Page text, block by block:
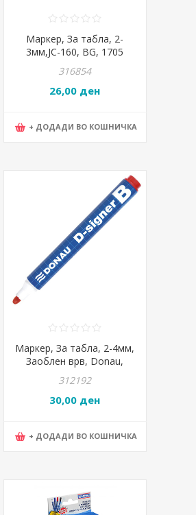
Маркер, За табла, 2-
3мм,JC-160, BG, 1705
035139045, Зелена
316854
26,00 ден
+ ДОДАДИ ВО КОШНИЧКА
Маркер, За табла, 2-4мм,
Заоблен врв, Donau,
7372001-04PL, Црвена
312192
30,00 ден
+ ДОДАДИ ВО КОШНИЧКА